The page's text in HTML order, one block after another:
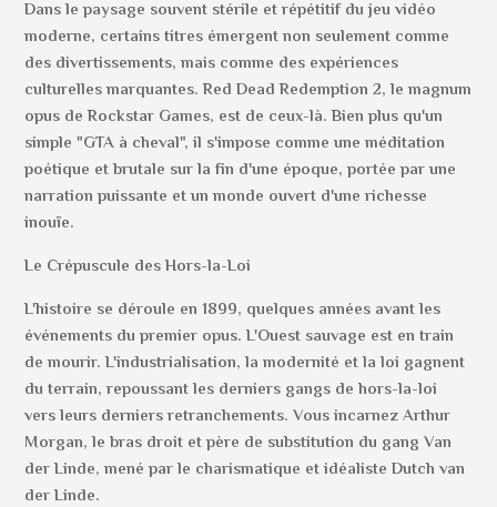
Dans le paysage souvent stérile et répétitif du jeu vidéo
moderne, certains titres émergent non seulement comme
des divertissements, mais comme des expériences
culturelles marquantes. Red Dead Redemption 2, le magnum
opus de Rockstar Games, est de ceux-là. Bien plus qu'un
simple "GTA à cheval", il s'impose comme une méditation
poétique et brutale sur la fin d'une époque, portée par une
narration puissante et un monde ouvert d'une richesse
inouïe.
Le Crépuscule des Hors-la-Loi
L'histoire se déroule en 1899, quelques années avant les
événements du premier opus. L'Ouest sauvage est en train
de mourir. L'industrialisation, la modernité et la loi gagnent
du terrain, repoussant les derniers gangs de hors-la-loi
vers leurs derniers retranchements. Vous incarnez Arthur
Morgan, le bras droit et père de substitution du gang Van
der Linde, mené par le charismatique et idéaliste Dutch van
der Linde.